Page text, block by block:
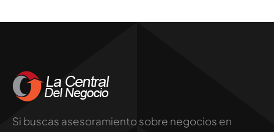
Si buscas asesoramiento sobre negocios en